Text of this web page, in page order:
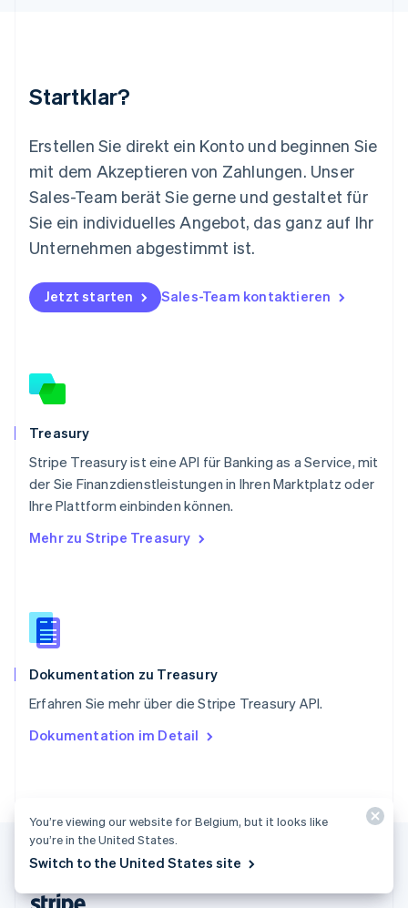
Startklar?
Erstellen Sie direkt ein Konto und beginnen Sie
mit dem Akzeptieren von Zahlungen. Unser
Sales-Team berät Sie gerne und gestaltet für
Sie ein individuelles Angebot, das ganz auf Ihr
Unternehmen abgestimmt ist.
Jetzt starten Sales-Team kontaktieren
Treasury
Stripe Treasury ist eine API für Banking as a Service, mit
der Sie Finanzdienstleistungen in Ihren Marktplatz oder
Ihre Plattform einbinden können.
Mehr zu Stripe Treasury
Dokumentation zu Treasury
Erfahren Sie mehr über die Stripe Treasury API.
Dokumentation im Detail
Español English
Niederlande
NederlandsEnglish
English
Österreich
Deutsch
Polen
Portugal
PortuguêsEnglish
Svenska
Schweiz
Singapur
English简体中文
Slowakei
EnglishItaliano
Spanien
Español
Thailand
ไทยEnglish
English
English
English 简体中文
Vereinigtes Königreich
Zypern
You’re viewing our website for Belgium, but it looks like
you’re in the United States.
Switch to the United States site